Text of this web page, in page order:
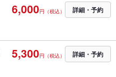
6,000円（税込） 詳細・予約
5,300円（税込） 詳細・予約